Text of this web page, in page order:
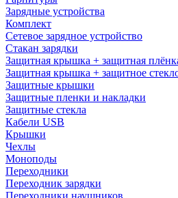
Зарядные устройства
Комплект
Сетевое зарядное устройство
Стакан зарядки
Защитная крышка + защитная
Защитная крышка + защитное
Защитные крышки
Защитные пленки и накладки
Защитные стекла
Кабели USB
Крышки
Чехлы
Моноподы
Переходники
Переходник зарядки
Переходники наушников